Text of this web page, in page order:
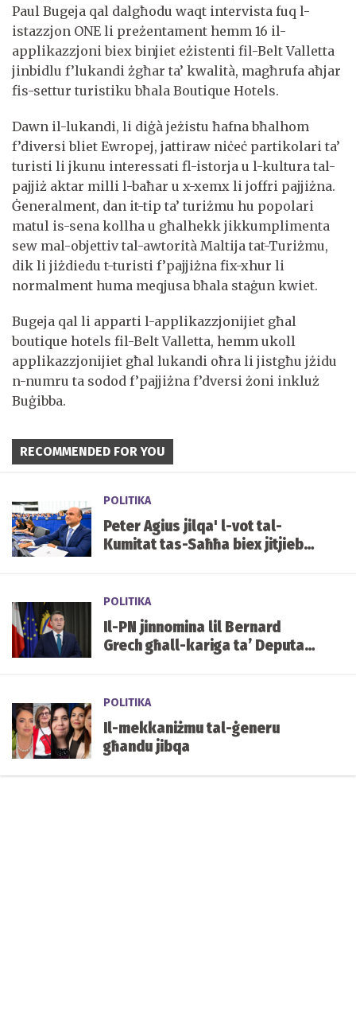
Paul Bugeja qal dalgħodu waqt intervista fuq l-
istazzjon ONE li preżentament hemm 16 il-
applikazzjoni biex binjiet eżistenti fil-Belt Valletta
jinbidlu f’lukandi żgħar ta’ kwalità, magħrufa aħjar
fis-settur turistiku bħala Boutique Hotels.
Dawn il-lukandi, li diġà jeżistu ħafna bħalhom
f’diversi bliet Ewropej, jattiraw niċeċ partikolari ta’
turisti li jkunu interessati fl-istorja u l-kultura tal-
pajjiż aktar milli l-baħar u x-xemx li joffri pajjiżna.
Ġeneralment, dan it-tip ta’ turiżmu hu popolari
matul is-sena kollha u għalhekk jikkumplimenta
sew mal-objettiv tal-awtorità Maltija tat-Turiżmu,
dik li jiżdiedu t-turisti f’pajjiżna fix-xhur li
normalment huma meqjusa bħala staġun kwiet.
Bugeja qal li apparti l-applikazzjonijiet għal
boutique hotels fil-Belt Valletta, hemm ukoll
applikazzjonijiet għal lukandi oħra li jistgħu jżidu
n-numru ta sodod f’pajjiżna f’dversi żoni inkluż
Buġibba.
RECOMMENDED FOR YOU
POLITIKA
Peter Agius jilqa' l-vot tal-
Kumitat tas-Saħħa biex jitjiebu
POLITIKA
Il-PN jinnomina lil Bernard
Grech għall-kariga ta’ Deputat
POLITIKA
Il-mekkaniżmu tal-ġeneru
għandu jibqa